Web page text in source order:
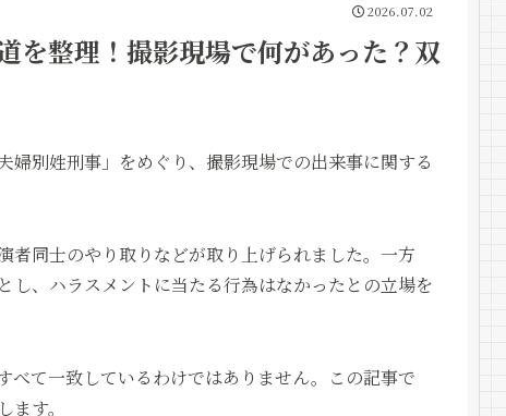
2026.07.02
を整理！撮影現場で何があった？双
別姓刑事」をめぐり、撮影現場での出来事に関する
者同士のやり取りなどが取り上げられました。一方
、ハラスメントに当たる行為はなかったとの立場を
て一致しているわけではありません。この記事で
す。